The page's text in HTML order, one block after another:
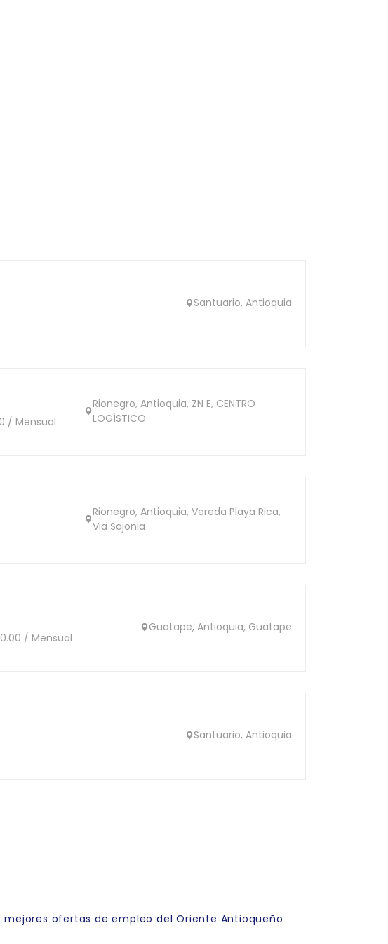
Santuario, Antioquia
/ Mensual
Rionegro, Antioquia, ZN E, CENTRO
LOGÍSTICO
Rionegro, Antioquia, Vereda Playa Rica,
Via Sajonia
/ Mensual
Guatape, Antioquia, Guatape
Santuario, Antioquia
mejores ofertas de empleo del Oriente Antioqueño